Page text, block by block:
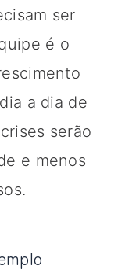
ser
é o
a dia de
serão
e menos